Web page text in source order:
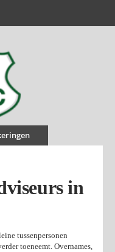
in
tussenpersonen
toeneemt. Overnames,